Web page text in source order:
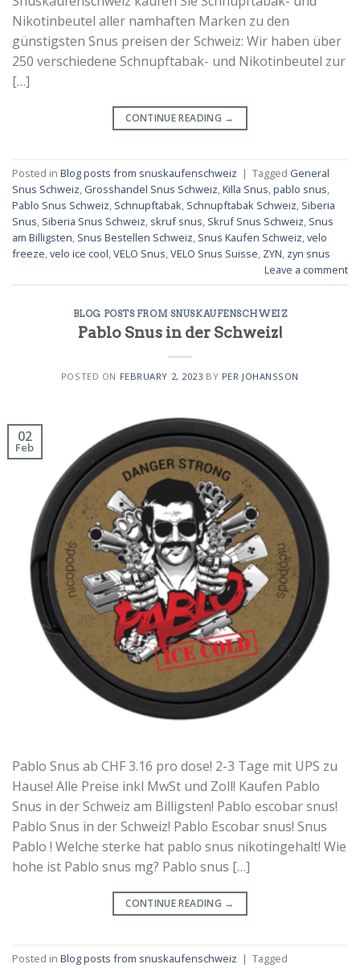
Nikotinbeutel aller namhaften Marken zu den
günstigsten Snus preisen der Schweiz: Wir haben über
250 verschiedene Schnupftabak- und Nikotinbeutel zur
[…]
CONTINUE READING →
Posted in Blog posts from snuskaufenschweiz | Tagged General
Snus Schweiz, Grosshandel Snus Schweiz,Killa Snus,pablo snus,
Pablo Snus Schweiz, Schnupftabak, Schnupftabak Schweiz, Siberia
Snus, Siberia Snus Schweiz, skruf snus, Skruf Snus Schweiz, Snus
am Billigsten, Snus Bestellen Schweiz, Snus Kaufen Schweiz,velo
freeze,velo ice cool,VELO Snus,VELO Snus Suisse, ZYN, zyn snus
Leave a comment
BLOG POSTS FROM SNUSKAUFENSCHWEIZ
Pablo Snus in der Schweiz!
POSTED ON FEBRUARY 2, 2023 BY PER JOHANSSON
02
Feb
Pablo Snus ab CHF 3.16 pro dose! 2-3 Tage mit UPS zu
Hause! Alle Preise inkl MwSt und Zoll! Kaufen Pablo
Snus in der Schweiz am Billigsten! Pablo escobar snus!
Pablo Snus in der Schweiz! Pablo Escobar snus! Snus
Pablo ! Welche sterke hat pablo snus nikotingehalt! Wie
hohe ist Pablo snus mg? Pablo snus […]
CONTINUE READING →
Posted in Blog posts from snuskaufenschweiz | Tagged